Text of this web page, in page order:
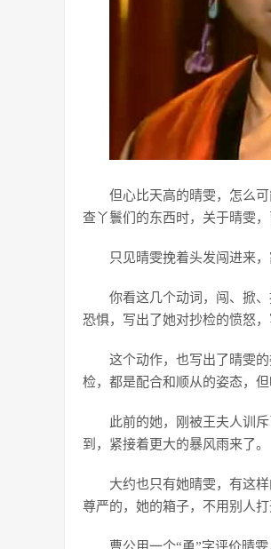
但心比天高的晴雯，怎么
查丫鬟们的东西时，关于晴雯，
只见晴雯挽着头发闯进来
你看这几个动词，闯、掀
恐惧，写出了她对抄检的愤怒
这个动作，也写出了晴雯
检，都是配合和顺从的姿态，
此前的她，刚被王夫人训
到，紧接着更大的暴风雨来了。
大约也只有她晴雯，有这
尊严的，她的箱子，不用别人打